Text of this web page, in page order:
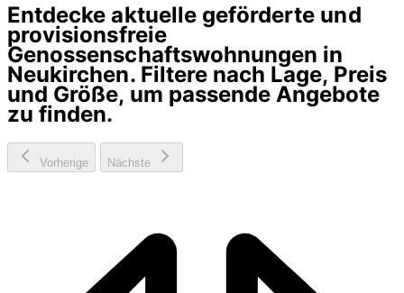
Entdecke aktuelle geförderte und
provisionsfreie
Genossenschaftswohnungen in
Neukirchen. Filtere nach Lage, Preis
und Größe, um passende Angebote
zu finden.
Vorherige Nächste